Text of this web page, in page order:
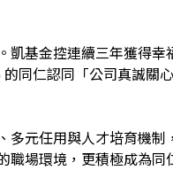
凱基金控連續三年獲得幸
同仁認同「公司真誠關
多元任用與人才培育機制
職場環境，更積極成為同